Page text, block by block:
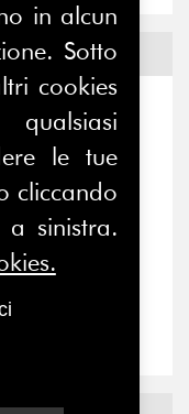
in alcun
Sotto
cookies
le tue
cliccando
sinistra.